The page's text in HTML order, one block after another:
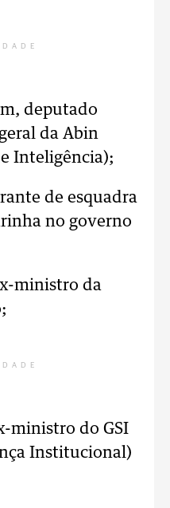
deputado
da Abin
Inteligência);
de esquadra
no governo
ministro da
ministro do GSI
Institucional)